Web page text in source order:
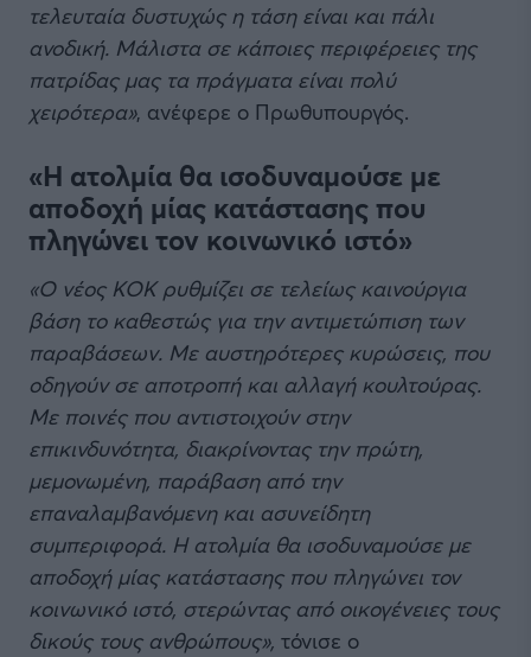
τελευταία δυστυχώς η τάση είναι και πάλι
ανοδική. Μάλιστα σε κάποιες περιφέρειες της
πατρίδας μας τα πράγματα είναι πολύ
χειρότερα», ανέφερε ο Πρωθυπουργός.
«Η ατολμία θα ισοδυναμούσε με
αποδοχή μίας κατάστασης που
πληγώνει τον κοινωνικό ιστό»
«Ο νέος ΚΟΚ ρυθμίζει σε τελείως καινούργια
βάση το καθεστώς για την αντιμετώπιση των
παραβάσεων. Με αυστηρότερες κυρώσεις, που
οδηγούν σε αποτροπή και αλλαγή κουλτούρας.
Με ποινές που αντιστοιχούν στην
επικινδυνότητα, διακρίνοντας την πρώτη,
μεμονωμένη, παράβαση από την
επαναλαμβανόμενη και ασυνείδητη
συμπεριφορά. Η ατολμία θα ισοδυναμούσε με
αποδοχή μίας κατάστασης που πληγώνει τον
κοινωνικό ιστό, στερώντας από οικογένειες τους
δικούς τους ανθρώπους», τόνισε ο